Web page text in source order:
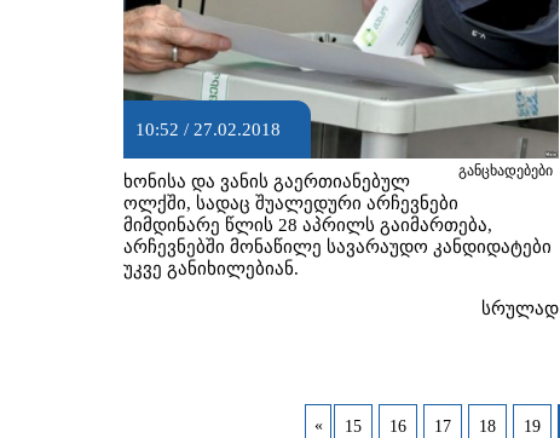
10:52 / 27.02.2018
განცხადებები
ხონისა და ვანის გაერთიანებულ
ოლქში, სადაც შუალედური არჩევნები
მიმდინარე წლის 28 აპრილს გაიმართება,
არჩევნებში მონაწილე სავარაუდო კანდიდატები
უკვე განიხილებიან.
სრულად
« 15 16 17 18 19